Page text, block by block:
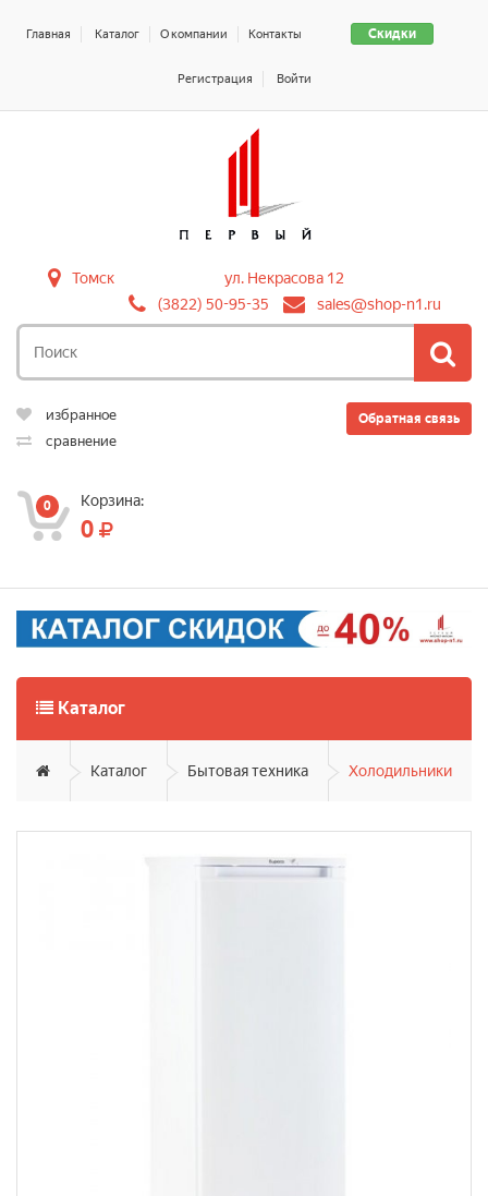
Скидки
Главная Каталог О компании Контакты
Регистрация Войти
Томск
ул. Некрасова 12
(3822) 50-95-35
sales@shop-n1.ru
Обратная связь
избранное
сравнение
0 Корзина:
0
Каталог
Каталог Бытовая техника Холодильники